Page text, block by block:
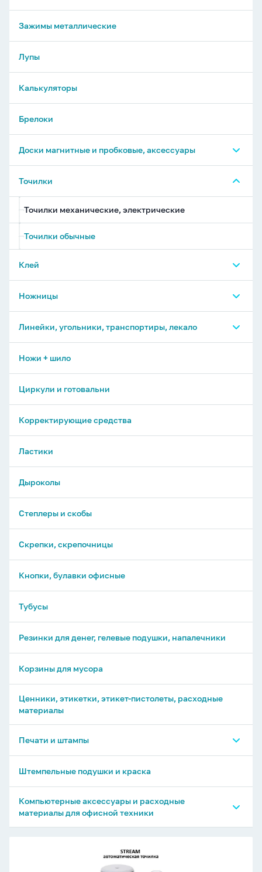
Зажимы металлические
Лупы
Калькуляторы
Брелоки
Доски магнитные и пробковые, аксессуары
Доски
Магниты и аксессуары для досок
Точилки
Точилки механические, электрические
Точилки обычные
Клей
Клей специальный
Клей канцелярский
Ножницы
Ножницы детские
Линейки, угольники, транспортиры, лекало
Трафареты, лекало
Геометрические наборы
Транспортиры
Угольники
Ножи + шило
Циркули и готовальни
Корректирующие средства
Ластики
Дыроколы
Степлеры и скобы
Скрепки, скрепочницы
Кнопки, булавки офисные
Тубусы
Резинки для денег, гелевые подушки, напалечники
Корзины для мусора
Ценники, этикетки, этикет-пистолеты, расходные
материалы
Печати и штампы
Печати и штампы GRM
Штемпельные подушки и краска
Компьютерные аксессуары и расходные
материалы для офисной техники
Флеш-драйвы, подарочные
ЭЛЕКТРИЧЕСКАЯ